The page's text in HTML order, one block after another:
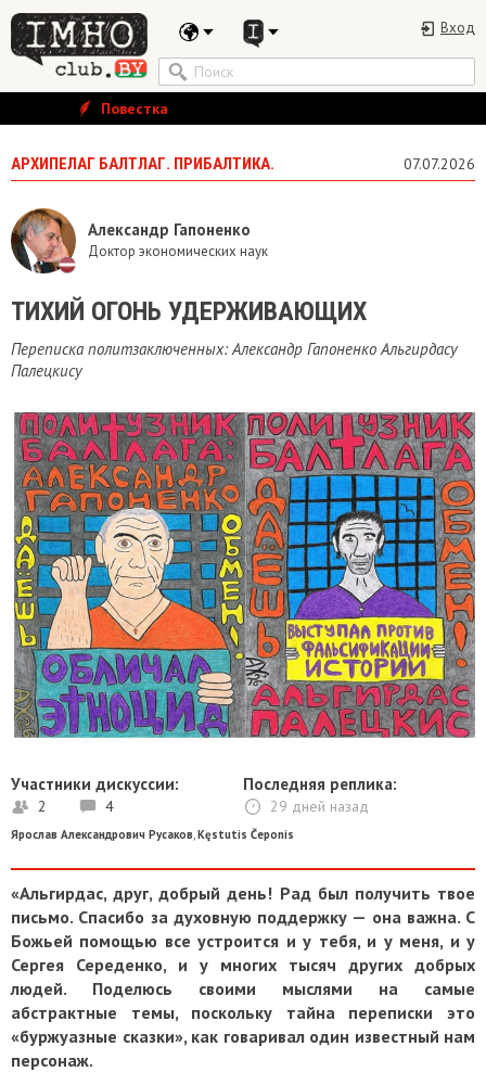
Вход
Повестка
АРХИПЕЛАГ БАЛТЛАГ. ПРИБАЛТИКА. 07.07.2026
Александр Гапоненко
Доктор экономических наук
ТИХИЙ ОГОНЬ УДЕРЖИВАЮЩИХ
Переписка политзаключенных: Александр Гапоненко Альгирдасу
Палецкису
Участники дискуссии:
2 4
Последняя реплика:
29 дней назад
Ярослав Александрович Русаков Kęstutis Čeponis
«Альгирдас, друг, добрый день! Рад был получить твое
письмо. Спасибо за духовную поддержку — она важна. С
Божьей помощью все устроится и у тебя, и у меня, и у
Сергея Середенко, и у многих тысяч других добрых
людей. Поделюсь своими мыслями на самые
абстрактные темы, поскольку тайна переписки это
«буржуазные сказки», как говаривал один известный нам
персонаж.